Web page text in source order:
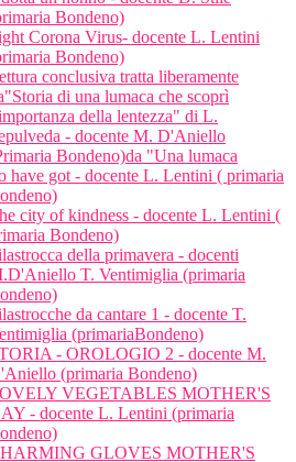
Bondeno)
Corona Virus- docente L. Lentini
Bondeno)
conclusiva tratta liberamente
di una lumaca che scoprì
della lentezza" di L.
- docente M. D'Aniello
Bondeno)da "Una lumaca
have got - docente L. Lentini ( primaria
city of kindness - docente L. Lentini (
Bondeno)
della primavera - docenti
T. Ventimiglia (primaria
da cantare 1 - docente T.
(primariaBondeno)
- OROLOGIO 2 - docente M.
(primaria Bondeno)
VEGETABLES MOTHER'S
- docente L. Lentini (primaria
GLOVES MOTHER'S